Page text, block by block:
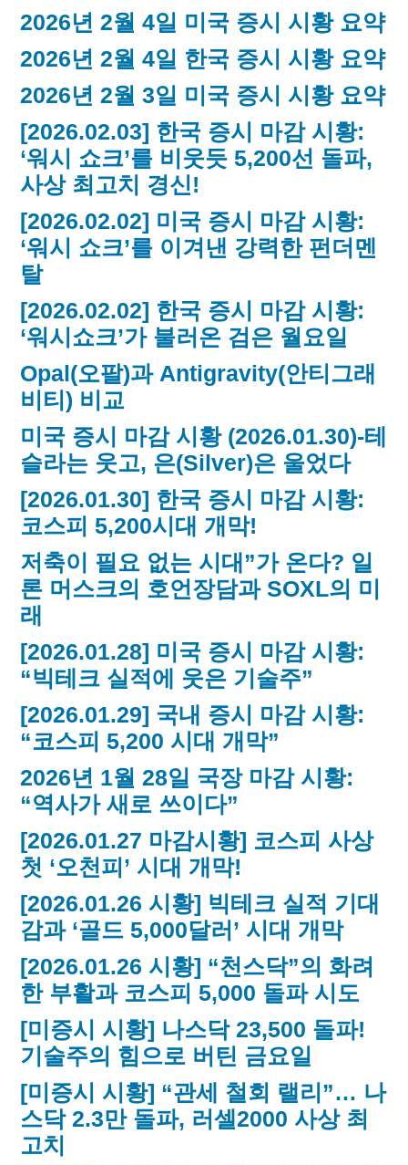
2026년 2월 4일 미국 증시 시황 요약
2026년 2월 4일 한국 증시 시황 요약
2026년 2월 3일 미국 증시 시황 요약
[2026.02.03] 한국 증시 마감 시황:
‘워시 쇼크’를 비웃듯 5,200선 돌파,
사상 최고치 경신!
[2026.02.02] 미국 증시 마감 시황:
‘워시 쇼크’를 이겨낸 강력한 펀더멘
탈
[2026.02.02] 한국 증시 마감 시황:
‘워시쇼크’가 불러온 검은 월요일
Opal(오팔)과 Antigravity(안티그래
비티) 비교
미국 증시 마감 시황 (2026.01.30)-테
슬라는 웃고, 은(Silver)은 울었다
[2026.01.30] 한국 증시 마감 시황:
코스피 5,200시대 개막!
저축이 필요 없는 시대”가 온다? 일
론 머스크의 호언장담과 SOXL의 미
래
[2026.01.28] 미국 증시 마감 시황:
“빅테크 실적에 웃은 기술주”
[2026.01.29] 국내 증시 마감 시황:
“코스피 5,200 시대 개막”
2026년 1월 28일 국장 마감 시황:
“역사가 새로 쓰이다”
[2026.01.27 마감시황] 코스피 사상
첫 ‘오천피’ 시대 개막!
[2026.01.26 시황] 빅테크 실적 기대
감과 ‘골드 5,000달러’ 시대 개막
[2026.01.26 시황] “천스닥”의 화려
한 부활과 코스피 5,000 돌파 시도
[미증시 시황] 나스닥 23,500 돌파!
기술주의 힘으로 버틴 금요일
[미증시 시황] “관세 철회 랠리”… 나
스닥 2.3만 돌파, 러셀2000 사상 최
고치